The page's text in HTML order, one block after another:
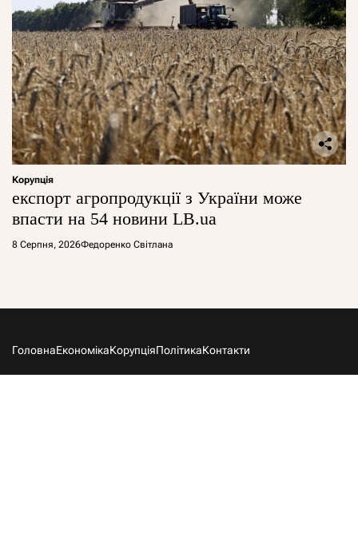
Корупція
експорт агропродукції з України може
впасти на 54 новини LB.ua
8 Серпня, 2026Федоренко Світлана
ГоловнаЕкономікаКорупціяПолітикаКонтакти